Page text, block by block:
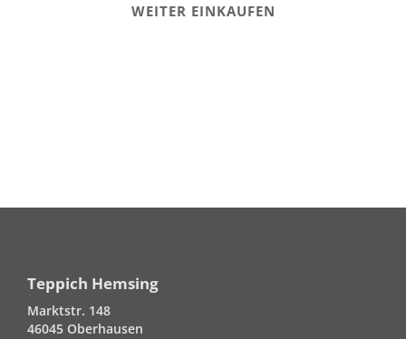
WEITER EINKAUFEN
Teppich Hemsing
Marktstr. 148
46045 Oberhausen